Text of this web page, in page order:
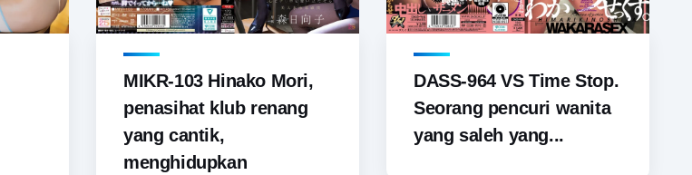
MIKR-103 Hinako Mori,
penasihat klub renang
yang cantik,
menghidupkan
DASS-964 VS Time Stop.
Seorang pencuri wanita
yang saleh yang...